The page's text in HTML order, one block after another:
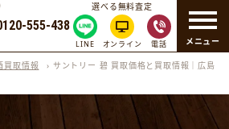
メニュー
555-438
選べる無料査定
LINE オンライン 電話
買取情報 › サントリー 碧 買取価格と買取情報｜広島